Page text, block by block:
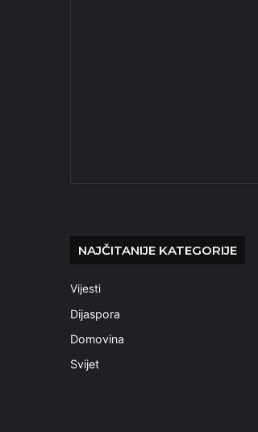
NAJČITANIJE KATEGORIJE
Vijesti
Dijaspora
Domovina
Svijet